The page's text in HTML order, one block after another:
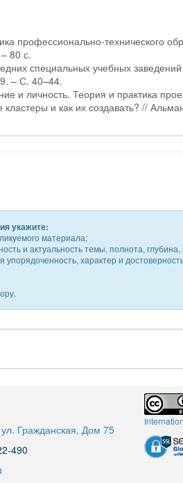
профессионально-технического
80 с.
специальных учебных
– С. 40–44.
и личность. Теория и практика
и как их создавать? //
укажите:
материала;
и актуальность темы, полнота,
упорядоченность, характер и
Гражданская, Дом 75
490